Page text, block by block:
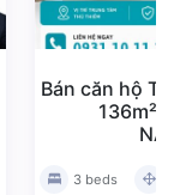
Bán căn hộ
136m²
3 beds